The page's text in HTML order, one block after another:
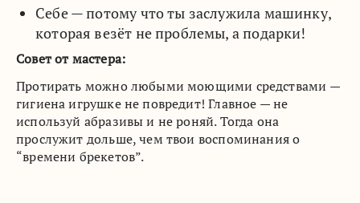
Себе — потому что ты заслужила машинку,
которая везёт не проблемы, а подарки!
Совет от мастера:
Протирать можно любыми моющими средствами —
гигиена игрушке не повредит! Главное — не
используй абразивы и не роняй. Тогда она
прослужит дольше, чем твои воспоминания о
“времени брекетов”.